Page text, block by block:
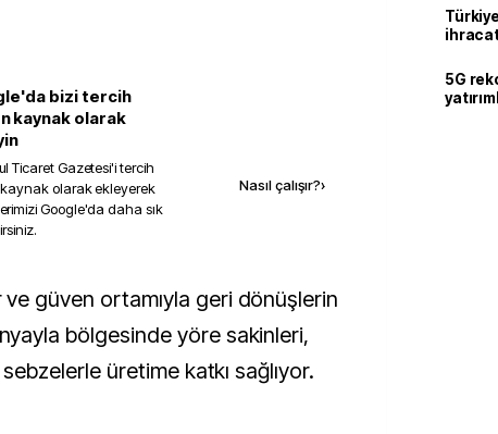
bizi tercih
kaynak olarak
Ticaret Gazetesi'i tercih
olarak ekleyerek
Google'da daha sık
Nasıl çalışır?›
bölgesinde yöre sakinleri,
üretime katkı sağlıyor.
5G